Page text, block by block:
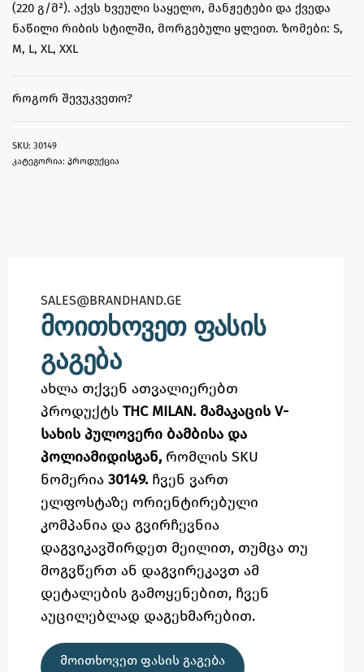
(220 გ/მ²). აქვს ხვეული საყელო, მანჟეტები და ქვედა
ნაწილი რიბის სტილში, მორგებული ყლეით. ზომები: S,
M, L, XL, XXL
ᲠᲝᲒᲝᲠ ᲨᲔᲕᲣᲙᲕᲔᲗᲝ?
30149
კატეგორია: პროდუქცია
SALES@BRANDHAND.GE​
მოითხოვეთ ფასის
გაგება
ახლა თქვენ ათვალიერებთ
პროდუქტს THC MILAN. მამაკაცის V-
სახის პულოვერი ბამბისა და
პოლიამიდისგან, რომლის SKU
ნომერია 30149. ჩვენ ვართ
ელფოსტაზე ორიენტირებული
კომპანია და გვირჩევნია
დაგვიკავშირდეთ მეილით, თუმცა თუ
მოგვწერთ ან დაგვირეკავთ ამ
დეტალების გამოყენებით, ჩვენ
აუცილებლად დაგეხმარებით.
ᲛᲝᲘᲗᲮᲝᲕᲔᲗ ᲤᲐᲡᲘᲡ ᲒᲐᲒᲔᲑᲐ